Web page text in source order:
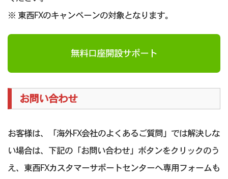
※ 東西FXのキャンペーンの対象となります。
無料口座開設サポート
お問い合わせ
お客様は、「海外FX会社のよくあるご質問」では解決しな
い場合は、下記の「お問い合わせ」ボタンをクリックのう
え、東西FXカスタマーサポートセンターへ専用フォームも